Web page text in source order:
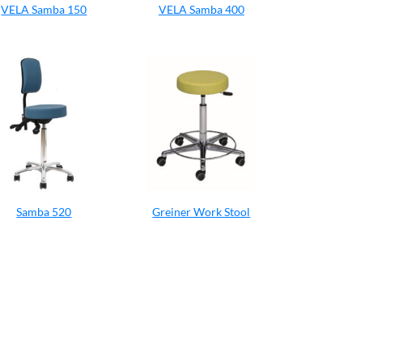
VELA Samba 150 VELA Samba 400
Samba 520 Greiner Work Stool